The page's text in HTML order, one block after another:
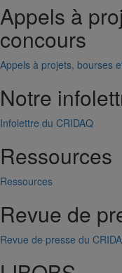
Appels à
concours
Appels à projets, bourses
Notre
Infolettre du CRIDAQ
Ressources
Ressources
Revue de
Revue de presse du